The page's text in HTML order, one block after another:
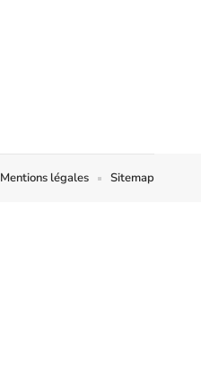
Mentions légales Sitemap